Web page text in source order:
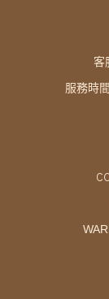
客
服務時